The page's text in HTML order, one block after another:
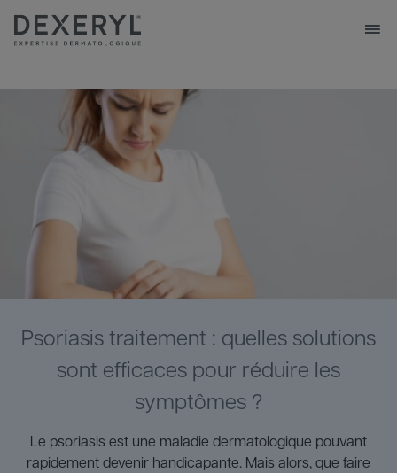
Aller
au
Navigation
principale
VOTRE PEAU
NOS PRODUITS
NOS CONSEILS
NOS ENGAGEMENTS
Psoriasis traitement : quelles solutions
sont efficaces pour réduire les
symptômes ?
Le psoriasis est une maladie dermatologique pouvant
rapidement devenir handicapante. Mais alors, que faire